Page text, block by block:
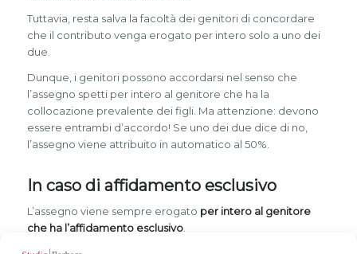
Tuttavia, resta salva la facoltà dei genitori di concordare
che il contributo venga erogato per intero solo a uno dei
due.
Dunque, i genitori possono accordarsi nel senso che
l’assegno spetti per intero al genitore che ha la
collocazione prevalente dei figli. Ma attenzione: devono
essere entrambi d’accordo! Se uno dei due dice di no,
l’assegno viene attribuito in automatico al 50%.
In caso di affidamento esclusivo
L’assegno viene sempre erogato per intero al genitore
che ha l’affidamento esclusivo.